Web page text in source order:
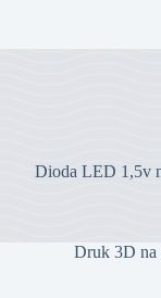
Dioda LED 1,5v
Druk 3D na